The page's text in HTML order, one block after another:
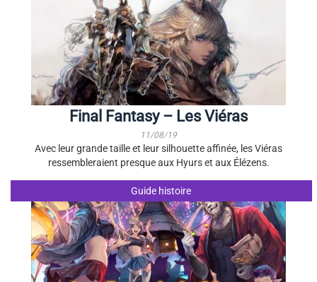
Final Fantasy – Les Viéras
11/08/19
Avec leur grande taille et leur silhouette affinée, les Viéras
ressembleraient presque aux Hyurs et aux Élézens.
Guide histoire